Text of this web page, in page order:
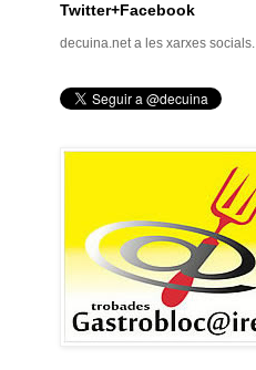
Twitter+Facebook
decuina.net a les xarxes socials.